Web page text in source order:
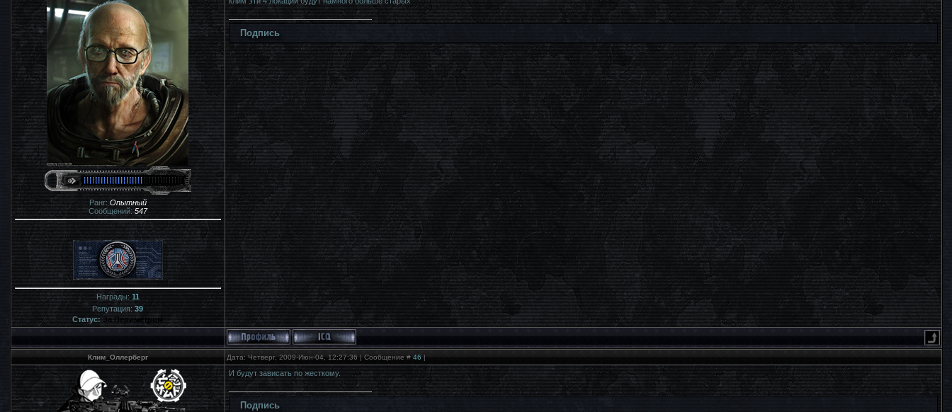
Ранг:Опытный
Сообщений:547
Награды: 11
Репутация: 39
Статус:За Периметром
Подпись
Клим_Оллерберг Дата: Четверг, 2009-Июн-04, 12:27:36 | Сообщение # 46 |
И будут зависать по жесткому.
Подпись